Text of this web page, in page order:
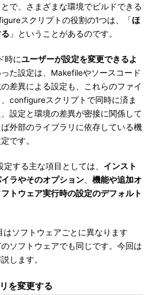
で、さまざまな環境でビルドできる
スクリプトの役割の1つは、「ほ
」ということがあるのです。
時にユーザーが設定を変更できるよ
た設定は、Makefileやソースコード
差異による設定も、これらのファイ
configureスクリプトで同時に済ま
設定と環境の差異が密接に関係して
外部のライブラリに依存している機
です。
する主な項目としては、 インスト
イラやそのオプション
機能や追加オ
フトウェア実行時の設定のデフォルト
ソフトウェアごとに異なります
ソフトウェアでも同じです。今回は
します。
を変更する